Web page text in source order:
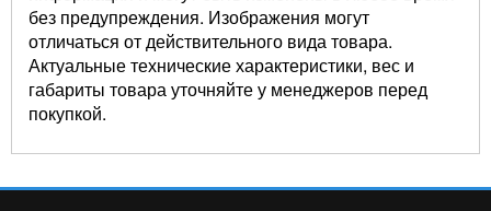
без предупреждения. Изображения могут
отличаться от действительного вида товара.
Актуальные технические характеристики, вес и
габариты товара уточняйте у менеджеров перед
покупкой.